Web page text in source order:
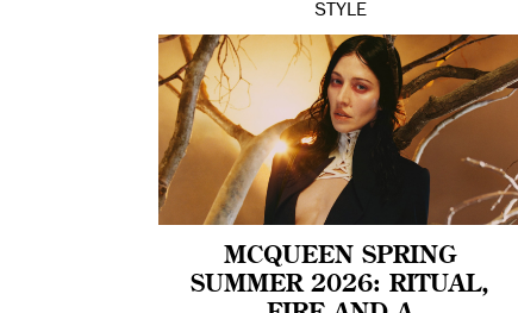
STYLE
MCQUEEN SPRING
SUMMER 2026: RITUAL,